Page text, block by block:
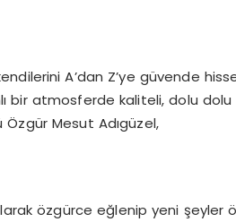
A’dan Z’ye güvende
bir atmosferde kaliteli, dolu
Mesut Adıgüzel,
özgürce eğlenip yeni şeyler